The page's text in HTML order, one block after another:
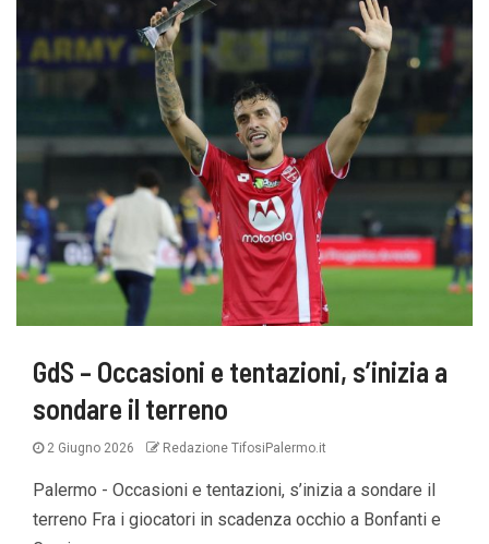
GdS – Occasioni e tentazioni, s’inizia a
sondare il terreno
2 Giugno 2026 Redazione TifosiPalermo.it
Palermo - Occasioni e tentazioni, s’inizia a sondare il
terreno Fra i giocatori in scadenza occhio a Bonfanti e